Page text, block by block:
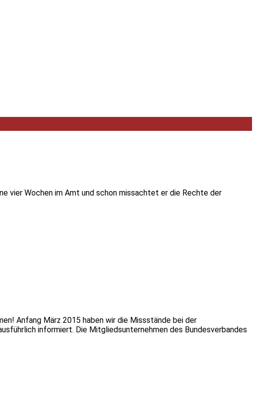
vier Wochen im Amt und schon missachtet er die Rechte der
Anfang März 2015 haben wir die Missstände bei der
informiert. Die Mitgliedsunternehmen des Bundesverbandes